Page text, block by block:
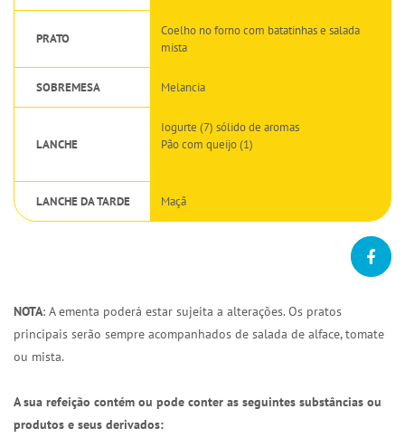
PRATO
Coelho no forno com batatinhas e salada
mista
SOBREMESA Melancia
LANCHE
Iogurte (7) sólido de aromas
Pão com queijo (1)
LANCHE DA TARDE Maçã
NOTA: A ementa poderá estar sujeita a alterações. Os pratos
principais serão sempre acompanhados de salada de alface, tomate
ou mista.
A sua refeição contém ou pode conter as seguintes substâncias ou
produtos e seus derivados: